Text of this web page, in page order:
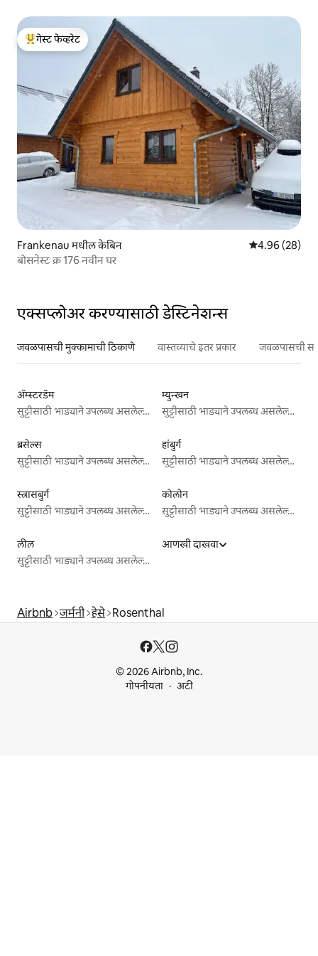
टॉप गेस्ट फेव्हरेट
गेस्ट फेव्हरेट
Frankenau मधील केबिन 5 पैकी 4.96
4.96 (28)
बोसनेस्ट क्र 176 नवीन घर
एक्सप्लोअर करण्यासाठी डेस्टिनेशन्स
जवळपासची मुक्कामाची ठिकाणे वास्तव्याचे इतर प्रकार जवळपासची
ॲम्स्टरडॅम
सुट्टीसाठी भाड्याने उपलब्ध असलेल्या जागा
म्युन्खन
सुट्टीसाठी भाड्याने उपलब्ध असलेल्या जागा
ब्रसेल्स
सुट्टीसाठी भाड्याने उपलब्ध असलेल्या जागा
हांबुर्ग
सुट्टीसाठी भाड्याने उपलब्ध असलेल्या जागा
स्त्रासबुर्ग
सुट्टीसाठी भाड्याने उपलब्ध असलेल्या जागा
कोलोन
सुट्टीसाठी भाड्याने उपलब्ध असलेल्या जागा
लील
सुट्टीसाठी भाड्याने उपलब्ध असलेल्या जागा
आणखी दाखवा
Airbnb जर्मनी हेसे Rosenthal
© 2026 Airbnb, Inc.
गोपनीयता
अटी